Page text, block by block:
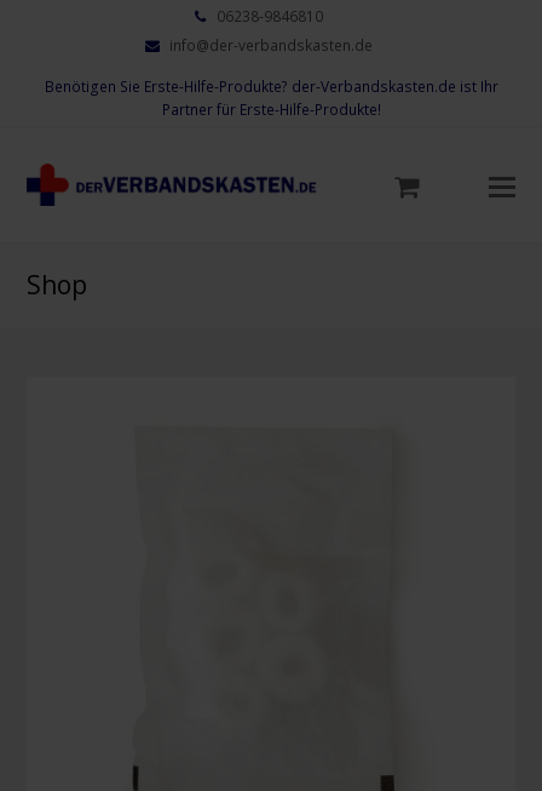
06238-9846810
info@der-verbandskasten.de
Benötigen Sie Erste-Hilfe-Produkte? der-Verbandskasten.de ist Ihr
Partner für Erste-Hilfe-Produkte!
Shop